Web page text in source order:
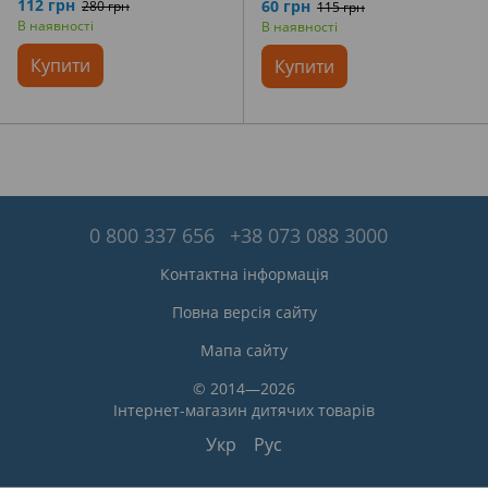
112 грн 280 грн
В наявності
Купити
60 грн 115 грн
В наявності
Купити
0 800 337 656 +38 073 088 3000
Контактна інформація
Повна версія сайту
Мапа сайту
© 2014—2026
Інтернет-магазин дитячих товарів
Укр Рус